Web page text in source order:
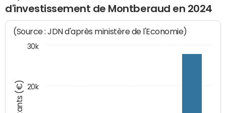
d'investissement de Montberaud en 2024
(Source : JDN d'après ministère de l'Economie)
20k
30k